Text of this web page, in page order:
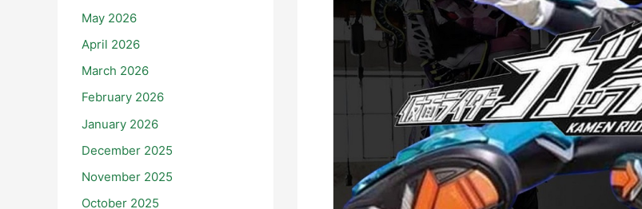
May 2026
April 2026
March 2026
February 2026
January 2026
December 2025
November 2025
October 2025